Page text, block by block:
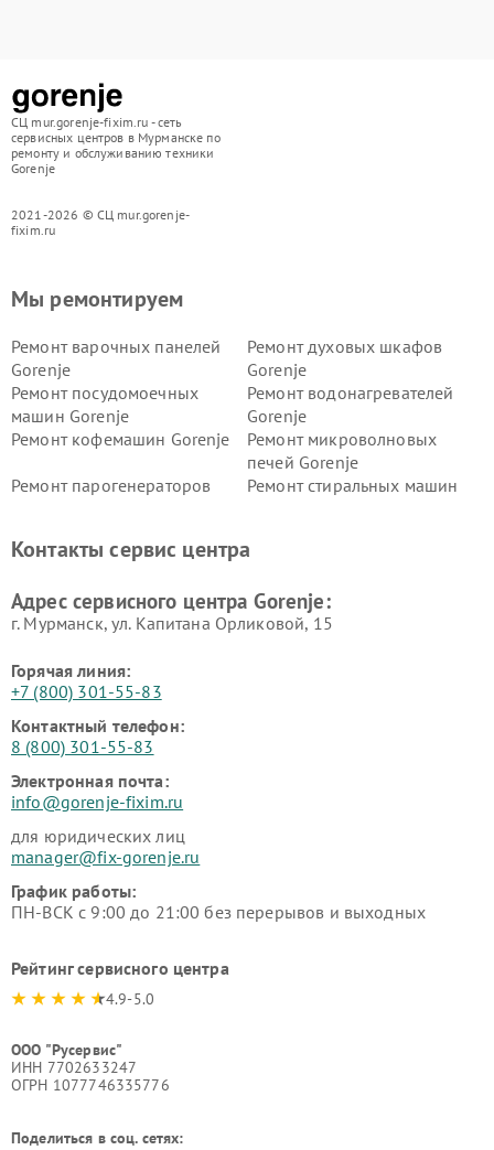
СЦ mur.gorenje-fixim.ru - сеть
сервисных центров в Мурманске по
ремонту и обслуживанию техники
Gorenje
2021-2026 © СЦ mur.gorenje-
fixim.ru
Мы ремонтируем
Ремонт варочных панелей
Gorenje
Ремонт духовых шкафов
Gorenje
Ремонт посудомоечных
машин Gorenje
Ремонт водонагревателей
Gorenje
Ремонт кофемашин Gorenje
Ремонт микроволновых
печей Gorenje
Ремонт парогенераторов
Ремонт стиральных машин
Контакты сервис центра
Адрес сервисного центра Gorenje:
г. Мурманск, ул. Капитана Орликовой, 15
Горячая линия:
+7 (800) 301-55-83
Контактный телефон:
8 (800) 301-55-83
Электронная почта:
info@gorenje-fixim.ru
для юридических лиц
manager@fix-gorenje.ru
График работы:
ПН-ВСК с 9:00 до 21:00 без перерывов и выходных
Рейтинг сервисного центра
4.9-5.0
ООО "Русервис"
ИНН 7702633247
ОГРН 1077746335776
Поделиться в соц. сетях: